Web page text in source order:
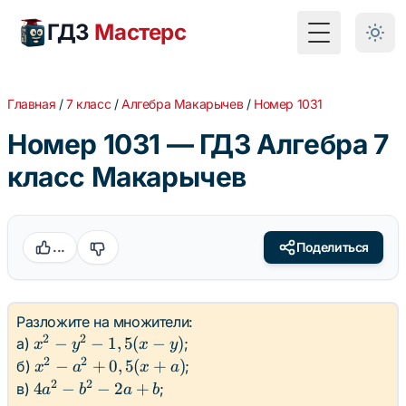
ГДЗ Мастерс Toggle Menu
Главная /7 класс /Алгебра Макарычев/ Номер 1031
Номер 1031 — ГДЗ Алгебра 7
класс Макарычев
... Поделиться
Разложите на множители:
а) x^2 -
y^2 -
1,5(x
x2 − y2 − 1, 5(x − y);
б) x^2 -
a^2
x2 − a2 + 0, 5(x + a);
в) 4a^2
4a2 − b2 − 2a + b;